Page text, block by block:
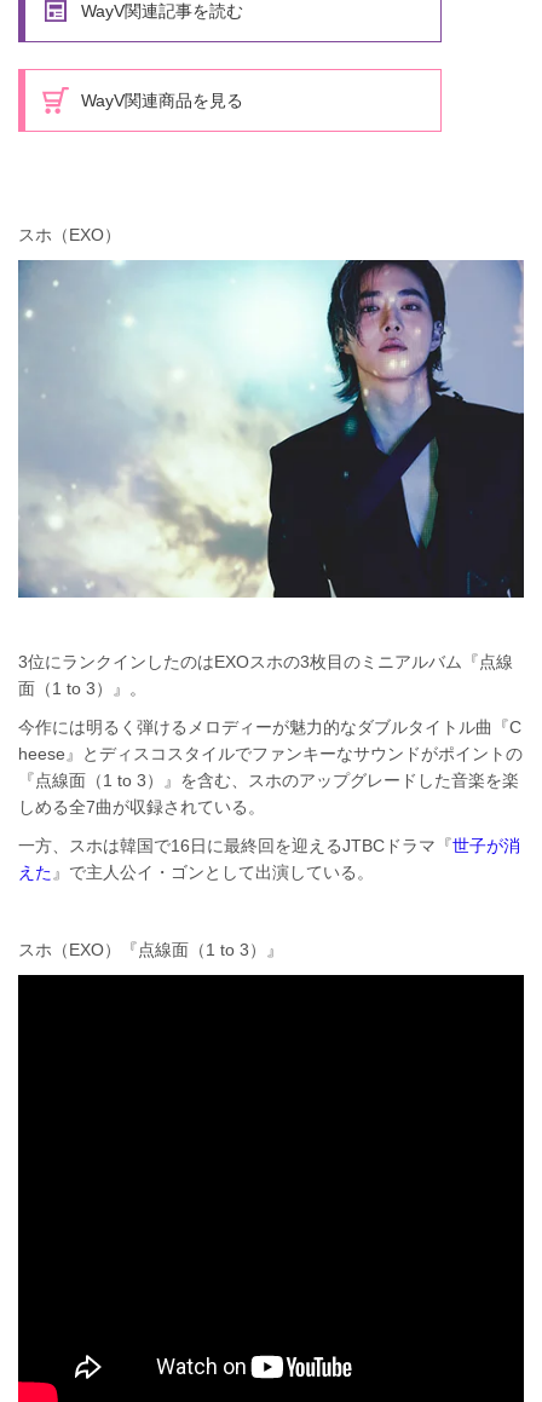
WayV関連記事を読む
WayV関連商品を見る
スホ（EXO）
3位にランクインしたのはEXOスホの3枚目のミニアルバム『点線
面（1 to 3）』。
今作には明るく弾けるメロディーが魅力的なダブルタイトル曲『C
heese』とディスコスタイルでファンキーなサウンドがポイントの
『点線面（1 to 3）』を含む、スホのアップグレードした音楽を楽
しめる全7曲が収録されている。
一方、スホは韓国で16日に最終回を迎えるJTBCドラマ『世子が消
えた 』で主人公イ・ゴンとして出演している。
スホ（EXO）『点線面（1 to 3）』